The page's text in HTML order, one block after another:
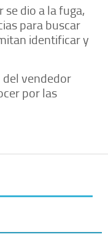
dio a la fuga,
para buscar
identificar y
vendedor
por las